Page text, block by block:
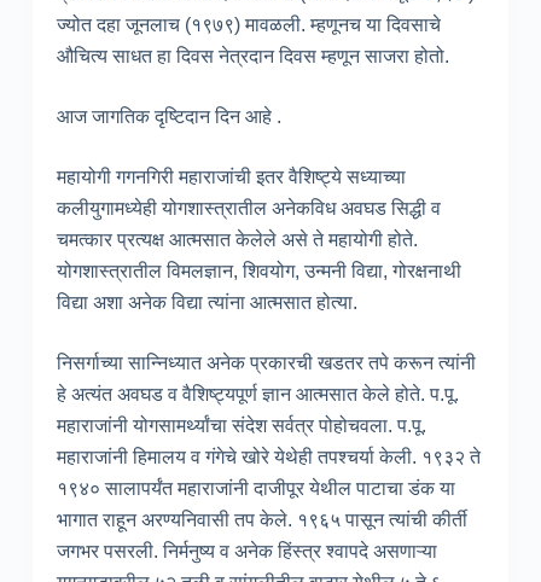
ज्योत दहा जूनलाच (१९७९) मावळली. म्हणूनच या दिवसाचे
औचित्य साधत हा दिवस नेत्रदान दिवस म्हणून साजरा होतो.
आज जागतिक दृष्टिदान दिन आहे .
महायोगी गगनगिरी महाराजांची इतर वैशिष्ट्ये सध्याच्या
कलीयुगामध्येही योगशास्त्रातील अनेकविध अवघड सिद्धी व
चमत्कार प्रत्यक्ष आत्मसात केलेले असे ते महायोगी होते.
योगशास्त्रातील विमलज्ञान, शिवयोग, उन्मनी विद्या, गोरक्षनाथी
विद्या अशा अनेक विद्या त्यांना आत्मसात होत्या.
निसर्गाच्या सान्निध्यात अनेक प्रकारची खडतर तपे करून त्यांनी
हे अत्यंत अवघड व वैशिष्ट्यपूर्ण ज्ञान आत्मसात केले होते. प.पू.
महाराजांनी योगसामर्थ्यांचा संदेश सर्वत्र पोहोचवला. प.पू.
महाराजांनी हिमालय व गंगेचे खोरे येथेही तपश्चर्या केली. १९३२ ते
१९४० सालापर्यंत महाराजांनी दाजीपूर येथील पाटाचा डंक या
भागात राहून अरण्यनिवासी तप केले. १९६५ पासून त्यांची कीर्ती
जगभर पसरली. निर्मनुष्य व अनेक हिंस्त्र श्वापदे असणाऱ्या